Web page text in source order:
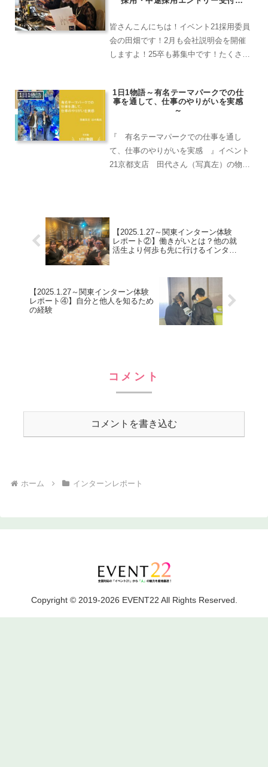
皆さんこんにちは！イベント21採用委員
会の田畑です！2月も会社説明会を開催
しますよ！25卒も募集中です！たくさん
行います。身近な距離で話すことが出来
ますので、質問なども...
1日1物語
1日1物語～有名テーマパークでの仕
事を通して、仕事のやりがいを実感
～
『 有名テーマパークでの仕事を通し
て、仕事のやりがいを実感 』イベント
21京都支店 田代さん（写真左）の物語
所での現場ということもあ...
【2025.1.27～関東インターン体験
レポート②】働きがいとは？他の就
活生より何歩も先に行けるインター
【2025.1.27～関東インターン体験
レポート④】自分と他人を知るため
の経験
コメント
コメントを書き込む
ホーム インターンレポート
Copyright © 2019-2026 EVENT22 All Rights Reserved.